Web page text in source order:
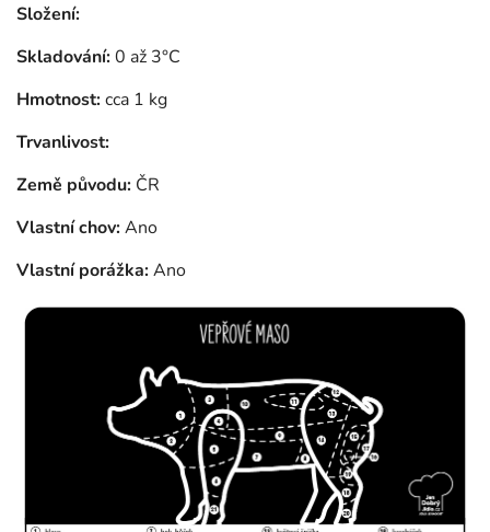
Složení:
Skladování:0 až 3°C
Hmotnost:cca 1 kg
Trvanlivost:
Země původu: ČR
Vlastní chov:Ano
Vlastní porážka:Ano